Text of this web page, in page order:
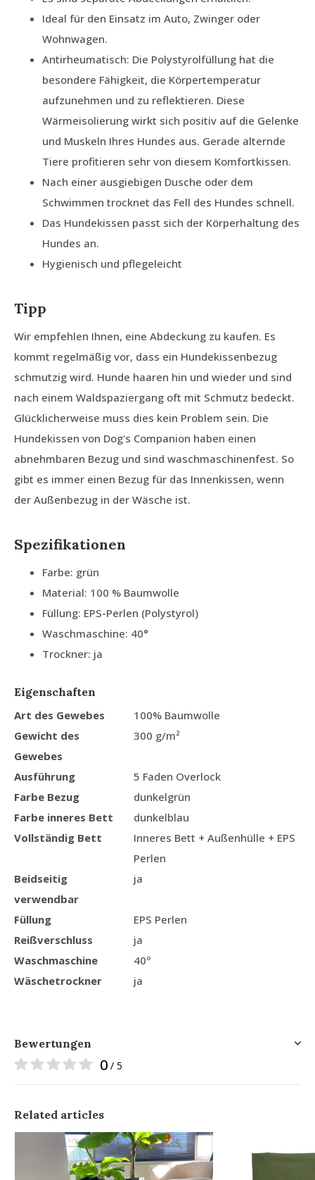
Ideal für den Einsatz im Auto, Zwinger oder
Wohnwagen.
Antirheumatisch: Die Polystyrolfüllung hat die
besondere Fähigkeit, die Körpertemperatur
aufzunehmen und zu reflektieren. Diese
Wärmeisolierung wirkt sich positiv auf die Gelenke
und Muskeln Ihres Hundes aus. Gerade alternde
Tiere profitieren sehr von diesem Komfortkissen.
Nach einer ausgiebigen Dusche oder dem
Schwimmen trocknet das Fell des Hundes schnell.
Das Hundekissen passt sich der Körperhaltung des
Hundes an.
Hygienisch und pflegeleicht
Tipp
Wir empfehlen Ihnen, eine Abdeckung zu kaufen. Es
kommt regelmäßig vor, dass ein Hundekissenbezug
schmutzig wird. Hunde haaren hin und wieder und sind
nach einem Waldspaziergang oft mit Schmutz bedeckt.
Glücklicherweise muss dies kein Problem sein. Die
Hundekissen von Dog's Companion haben einen
abnehmbaren Bezug und sind waschmaschinenfest. So
gibt es immer einen Bezug für das Innenkissen, wenn
der Außenbezug in der Wäsche ist.
Spezifikationen
Farbe: grün
Material: 100 % Baumwolle
Füllung: EPS-Perlen (Polystyrol)
Waschmaschine: 40°
Trockner: ja
Eigenschaften
Art des Gewebes
100% Baumwolle
Gewicht des
Gewebes
300 g/m²
Ausführung
5 Faden Overlock
Farbe Bezug
dunkelgrün
Farbe inneres Bett
dunkelblau
Vollständig Bett
Inneres Bett + Außenhülle + EPS
Perlen
Beidseitig
verwendbar
ja
Füllung
EPS Perlen
Reißverschluss
ja
Waschmaschine
40º
Wäschetrockner
ja
Bewertungen
0 / 5
Related articles